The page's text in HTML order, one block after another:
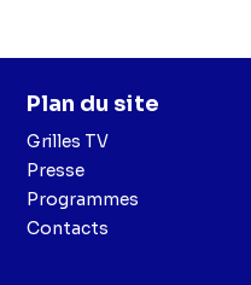
Plan du site
Grilles TV
Presse
Programmes
Contacts